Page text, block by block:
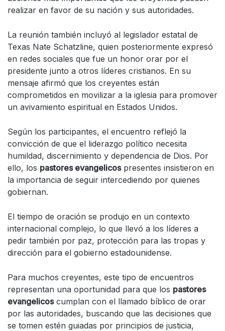
realizar en favor de su nación y sus autoridades.
La reunión también incluyó al legislador estatal de
Texas Nate Schatzline, quien posteriormente expresó
en redes sociales que fue un honor orar por el
presidente junto a otros líderes cristianos. En su
mensaje afirmó que los creyentes están
comprometidos en movilizar a la iglesia para promover
un avivamiento espiritual en Estados Unidos.
Según los participantes, el encuentro reflejó la
convicción de que el liderazgo político necesita
humildad, discernimiento y dependencia de Dios. Por
ello, los pastores evangelicospresentes insistieron en
la importancia de seguir intercediendo por quienes
gobiernan.
El tiempo de oración se produjo en un contexto
internacional complejo, lo que llevó a los líderes a
pedir también por paz, protección para las tropas y
dirección para el gobierno estadounidense.
Para muchos creyentes, este tipo de encuentros
representan una oportunidad para que los pastores
evangelicoscumplan con el llamado bíblico de orar
por las autoridades, buscando que las decisiones que
se tomen estén guiadas por principios de justicia,